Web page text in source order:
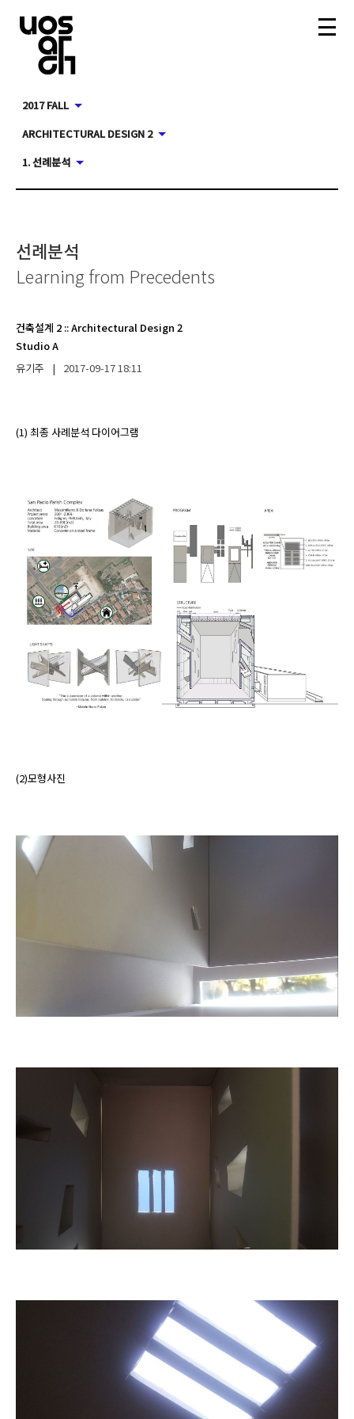
2017 FALL
ARCHITECTURAL DESIGN 2
1. 선례분석
선례분석
Learning from Precedents
건축설계 2 ::Architectural Design 2
Studio A
유기주
| 2017-09-1718:11
(1) 최종 사례분석 다이어그램
(2)모형사진